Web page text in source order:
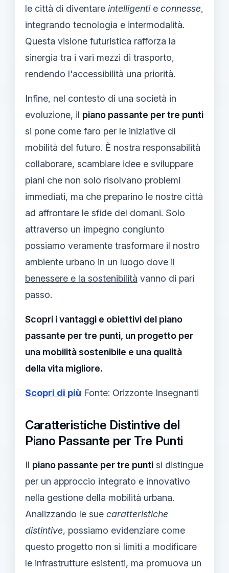
le città di diventare intelligentie connesse,
integrando tecnologia e intermodalità.
Questa visione futuristica rafforza la
sinergia tra i vari mezzi di trasporto,
rendendo l'accessibilità una priorità.
Infine, nel contesto di una società in
evoluzione, il piano passante per tre punti
si pone come faro per le iniziative di
mobilità del futuro. È nostra responsabilità
collaborare, scambiare idee e sviluppare
piani che non solo risolvano problemi
immediati, ma che preparino le nostre città
ad affrontare le sfide del domani. Solo
attraverso un impegno congiunto
possiamo veramente trasformare il nostro
ambiente urbano in un luogo dove il
benessere e la sostenibilità vanno di pari
passo.
Scopri i vantaggi e obiettivi del piano
passante per tre punti, un progetto per
una mobilità sostenibile e una qualità
della vita migliore.
Scopri di più Fonte: Orizzonte Insegnanti
Caratteristiche Distintive del
Piano Passante per Tre Punti
Il piano passante per tre punti si distingue
per un approccio integrato e innovativo
nella gestione della mobilità urbana.
Analizzando le sue caratteristiche
distintive, possiamo evidenziare come
questo progetto non si limiti a modificare
le infrastrutture esistenti, ma promuova un